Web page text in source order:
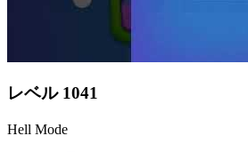
レベル 1041
Hell Mode